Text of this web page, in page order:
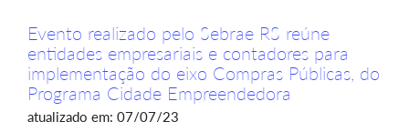
Evento realizado pelo Sebrae RS reúne
entidades empresariais e contadores para
implementação do eixo Compras Públicas, do
Programa Cidade Empreendedora
atualizado em: 07/07/23